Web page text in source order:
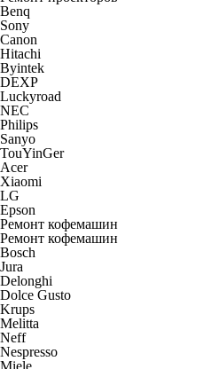
Benq
Sony
Canon
Hitachi
Byintek
DEXP
Luckyroad
NEC
Philips
Sanyo
TouYinGer
Acer
Xiaomi
LG
Epson
Ремонт кофемашин
Ремонт кофемашин
Bosch
Jura
Delonghi
Dolce Gusto
Krups
Melitta
Neff
Nespresso
Miele